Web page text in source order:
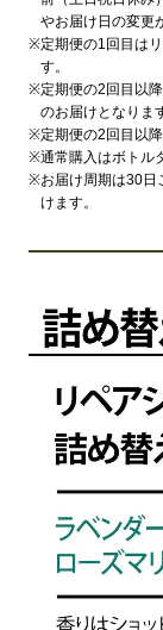
やお届け日の変更
※定期便の1回目は
す。
※定期便の2回目以
のお届けとなりま
※定期便の2回目以
※通常購入はボトル
※お届け周期は30日
けます。